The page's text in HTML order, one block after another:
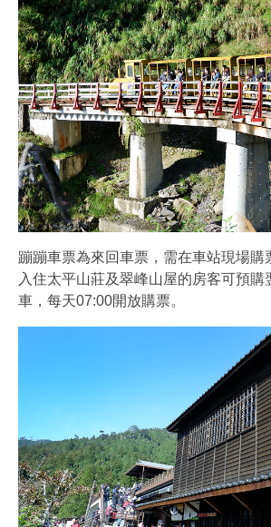
蹦蹦車票為來回車票，需在車站現場購
入住太平山莊及翠峰山屋的房客可預購
車，每天07:00開放購票。